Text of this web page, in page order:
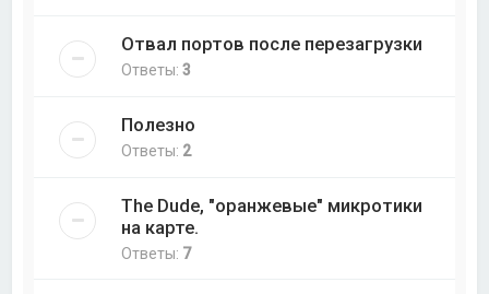
Отвал портов после перезагрузки
Ответы:3
Полезно
Ответы: 2
The Dude, "оранжевые" микротики
на карте.
Ответы: 7